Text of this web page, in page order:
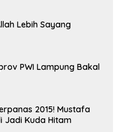
Lebih Sayang
PWI Lampung Bakal
2015! Mustafa
Jadi Kuda Hitam